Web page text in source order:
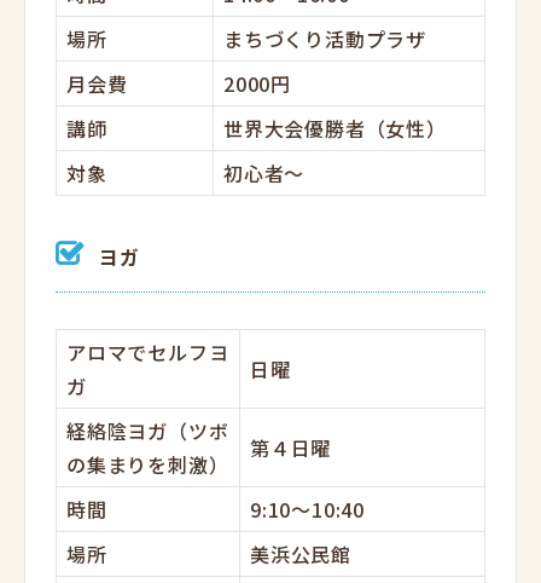
場所
まちづくり活動プラザ
月会費
2000円
講師
世界大会優勝者（女性）
対象
初心者～
ヨガ
アロマでセルフヨ
ガ
日曜
経絡陰ヨガ（ツボ
の集まりを刺激）
第４日曜
時間
9:10～10:40
場所
美浜公民館